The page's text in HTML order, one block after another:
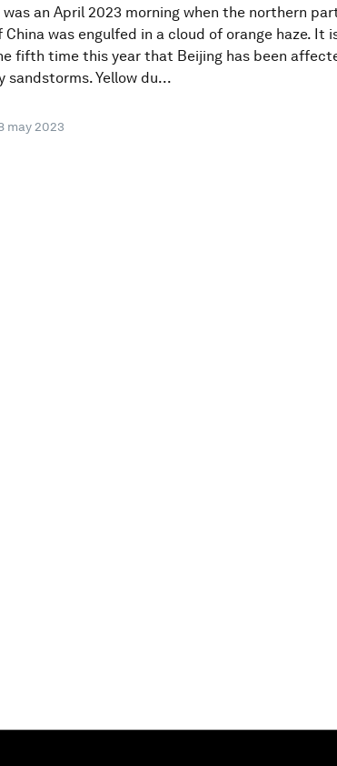
was an April 2023 morning when the northern
China was engulfed in a cloud of orange haze. It
fifth time this year that Beijing has been
sandstorms. Yellow du...
may 2023